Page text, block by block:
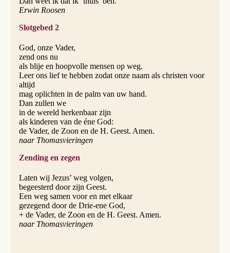
Erwin Roosen
Slotgebed 2
God, onze Vader,
zend ons nu
als blije en hoopvolle mensen op weg.
Leer ons lief te hebben zodat onze naam als christen voor
altijd
mag oplichten in de palm van uw hand.
Dan zullen we
in de wereld herkenbaar zijn
als kinderen van de éne God:
de Vader, de Zoon en de H. Geest. Amen.
naar Thomasvieringen
Zending en zegen
Laten wij Jezus’ weg volgen,
begeesterd door zijn Geest.
Een weg samen voor en met elkaar
gezegend door de Drie-ene God,
+ de Vader, de Zoon en de H. Geest. Amen.
naar Thomasvieringen